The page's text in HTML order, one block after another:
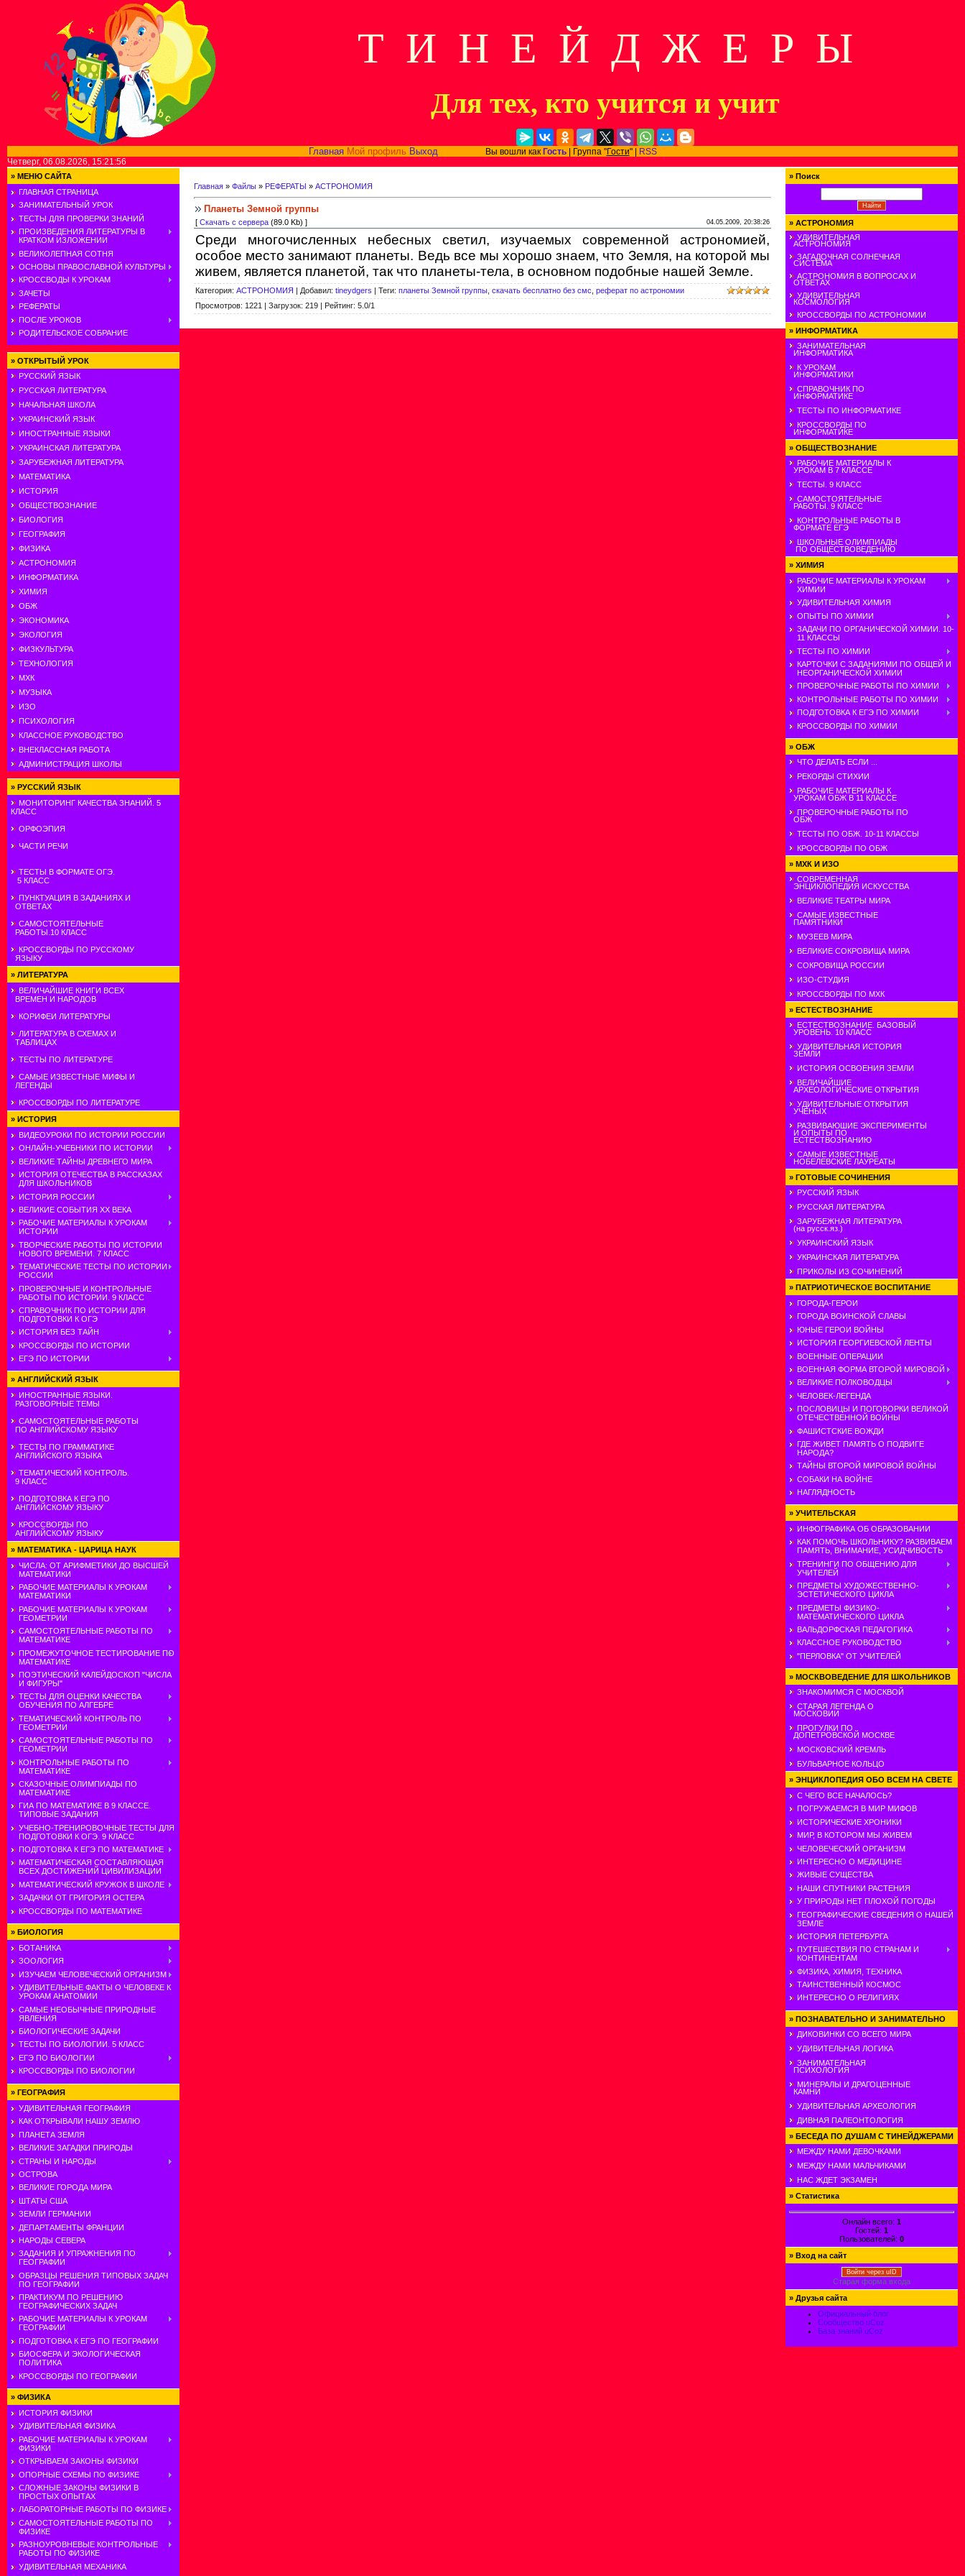
Т И Н Е Й Д Ж Е Р Ы
Для тех, кто учится и учит
Главная Мой профиль ВыходВы вошли как Гость| Группа "Гости" |
RSS
Четверг, 06.08.2026, 15:21:56
» МЕНЮ САЙТА
ГЛАВНАЯ СТРАНИЦА
ЗАНИМАТЕЛЬНЫЙ УРОК
ТЕСТЫ ДЛЯ ПРОВЕРКИ ЗНАНИЙ
ПРОИЗВЕДЕНИЯ ЛИТЕРАТУРЫ В
КРАТКОМ ИЗЛОЖЕНИИ
ВЕЛИКОЛЕПНАЯ СОТНЯ
ОСНОВЫ ПРАВОСЛАВНОЙ КУЛЬТУРЫ
КРОССВОДЫ К УРОКАМ
ЗАЧЕТЫ
РЕФЕРАТЫ
ПОСЛЕ УРОКОВ
РОДИТЕЛЬСКОЕ СОБРАНИЕ
» ОТКРЫТЫЙ УРОК
РУССКИЙ ЯЗЫК
РУССКАЯ ЛИТЕРАТУРА
НАЧАЛЬНАЯ ШКОЛА
УКРАИНСКИЙ ЯЗЫК
ИНОСТРАННЫЕ ЯЗЫКИ
УКРАИНСКАЯ ЛИТЕРАТУРА
ЗАРУБЕЖНАЯ ЛИТЕРАТУРА
МАТЕМАТИКА
ИСТОРИЯ
ОБЩЕСТВОЗНАНИЕ
БИОЛОГИЯ
ГЕОГРАФИЯ
ФИЗИКА
АСТРОНОМИЯ
ИНФОРМАТИКА
ХИМИЯ
ОБЖ
ЭКОНОМИКА
ЭКОЛОГИЯ
ФИЗКУЛЬТУРА
ТЕХНОЛОГИЯ
МХК
МУЗЫКА
ИЗО
ПСИХОЛОГИЯ
КЛАССНОЕ РУКОВОДСТВО
ВНЕКЛАССНАЯ РАБОТА
АДМИНИСТРАЦИЯ ШКОЛЫ
» РУССКИЙ ЯЗЫК
МОНИТОРИНГ КАЧЕСТВА ЗНАНИЙ. 5
КЛАСС
ОРФОЭПИЯ
ЧАСТИ РЕЧИ
ТЕСТЫ В ФОРМАТЕ ОГЭ.
5 КЛАСС
ПУНКТУАЦИЯ В ЗАДАНИЯХ И
ОТВЕТАХ
САМОСТОЯТЕЛЬНЫЕ
РАБОТЫ.10 КЛАСС
КРОССВОРДЫ ПО РУССКОМУ
ЯЗЫКУ
» ЛИТЕРАТУРА
ВЕЛИЧАЙШИЕ КНИГИ ВСЕХ
ВРЕМЕН И НАРОДОВ
КОРИФЕИ ЛИТЕРАТУРЫ
ЛИТЕРАТУРА В СХЕМАХ И
ТАБЛИЦАХ
ТЕСТЫ ПО ЛИТЕРАТУРЕ
САМЫЕ ИЗВЕСТНЫЕ МИФЫ И
ЛЕГЕНДЫ
КРОССВОРДЫ ПО ЛИТЕРАТУРЕ
» ИСТОРИЯ
ВИДЕОУРОКИ ПО ИСТОРИИ РОССИИ
ОНЛАЙН-УЧЕБНИКИ ПО ИСТОРИИ
ВЕЛИКИЕ ТАЙНЫ ДРЕВНЕГО МИРА
ИСТОРИЯ ОТЕЧЕСТВА В РАССКАЗАХ
ДЛЯ ШКОЛЬНИКОВ
ИСТОРИЯ РОССИИ
ВЕЛИКИЕ СОБЫТИЯ ХХ ВЕКА
РАБОЧИЕ МАТЕРИАЛЫ К УРОКАМ
ИСТОРИИ
ТВОРЧЕСКИЕ РАБОТЫ ПО ИСТОРИИ
НОВОГО ВРЕМЕНИ. 7 КЛАСС
ТЕМАТИЧЕСКИЕ ТЕСТЫ ПО ИСТОРИИ
РОССИИ
ПРОВЕРОЧНЫЕ И КОНТРОЛЬНЫЕ
РАБОТЫ ПО ИСТОРИИ. 9 КЛАСС
СПРАВОЧНИК ПО ИСТОРИИ ДЛЯ
ПОДГОТОВКИ К ОГЭ
ИСТОРИЯ БЕЗ ТАЙН
КРОССВОРДЫ ПО ИСТОРИИ
ЕГЭ ПО ИСТОРИИ
» АНГЛИЙСКИЙ ЯЗЫК
ИНОСТРАННЫЕ ЯЗЫКИ.
РАЗГОВОРНЫЕ ТЕМЫ
САМОСТОЯТЕЛЬНЫЕ РАБОТЫ
ПО АНГЛИЙСКОМУ ЯЗЫКУ
ТЕСТЫ ПО ГРАММАТИКЕ
АНГЛИЙСКОГО ЯЗЫКА
ТЕМАТИЧЕСКИЙ КОНТРОЛЬ.
9 КЛАСС
ПОДГОТОВКА К ЕГЭ ПО
АНГЛИЙСКОМУ ЯЗЫКУ
КРОССВОРДЫ ПО
АНГЛИЙСКОМУ ЯЗЫКУ
» МАТЕМАТИКА - ЦАРИЦА НАУК
ЧИСЛА: ОТ АРИФМЕТИКИ ДО ВЫСШЕЙ
МАТЕМАТИКИ
РАБОЧИЕ МАТЕРИАЛЫ К УРОКАМ
МАТЕМАТИКИ
РАБОЧИЕ МАТЕРИАЛЫ К УРОКАМ
ГЕОМЕТРИИ
САМОСТОЯТЕЛЬНЫЕ РАБОТЫ ПО
МАТЕМАТИКЕ
ПРОМЕЖУТОЧНОЕ ТЕСТИРОВАНИЕ ПО
МАТЕМАТИКЕ
ПОЭТИЧЕСКИЙ КАЛЕЙДОСКОП "ЧИСЛА
И ФИГУРЫ"
ТЕСТЫ ДЛЯ ОЦЕНКИ КАЧЕСТВА
ОБУЧЕНИЯ ПО АЛГЕБРЕ
ТЕМАТИЧЕСКИЙ КОНТРОЛЬ ПО
ГЕОМЕТРИИ
САМОСТОЯТЕЛЬНЫЕ РАБОТЫ ПО
ГЕОМЕТРИИ
КОНТРОЛЬНЫЕ РАБОТЫ ПО
МАТЕМАТИКЕ
СКАЗОЧНЫЕ ОЛИМПИАДЫ ПО
МАТЕМАТИКЕ
ГИА ПО МАТЕМАТИКЕ В 9 КЛАССЕ.
ТИПОВЫЕ ЗАДАНИЯ
УЧЕБНО-ТРЕНИРОВОЧНЫЕ ТЕСТЫ ДЛЯ
ПОДГОТОВКИ К ОГЭ. 9 КЛАСС
ПОДГОТОВКА К ЕГЭ ПО МАТЕМАТИКЕ
МАТЕМАТИЧЕСКАЯ СОСТАВЛЯЮЩАЯ
ВСЕХ ДОСТИЖЕНИЙ ЦИВИЛИЗАЦИИ
МАТЕМАТИЧЕСКИЙ КРУЖОК В ШКОЛЕ
ЗАДАЧКИ ОТ ГРИГОРИЯ ОСТЕРА
КРОССВОРДЫ ПО МАТЕМАТИКЕ
» БИОЛОГИЯ
БОТАНИКА
ЗООЛОГИЯ
ИЗУЧАЕМ ЧЕЛОВЕЧЕСКИЙ ОРГАНИЗМ
УДИВИТЕЛЬНЫЕ ФАКТЫ О ЧЕЛОВЕКЕ К
УРОКАМ АНАТОМИИ
САМЫЕ НЕОБЫЧНЫЕ ПРИРОДНЫЕ
ЯВЛЕНИЯ
БИОЛОГИЧЕСКИЕ ЗАДАЧИ
ТЕСТЫ ПО БИОЛОГИИ. 5 КЛАСС
ЕГЭ ПО БИОЛОГИИ
КРОССВОРДЫ ПО БИОЛОГИИ
» ГЕОГРАФИЯ
УДИВИТЕЛЬНАЯ ГЕОГРАФИЯ
КАК ОТКРЫВАЛИ НАШУ ЗЕМЛЮ
ПЛАНЕТА ЗЕМЛЯ
ВЕЛИКИЕ ЗАГАДКИ ПРИРОДЫ
СТРАНЫ И НАРОДЫ
ОСТРОВА
ВЕЛИКИЕ ГОРОДА МИРА
ШТАТЫ США
ЗЕМЛИ ГЕРМАНИИ
ДЕПАРТАМЕНТЫ ФРАНЦИИ
НАРОДЫ СЕВЕРА
ЗАДАНИЯ И УПРАЖНЕНИЯ ПО
ГЕОГРАФИИ
ОБРАЗЦЫ РЕШЕНИЯ ТИПОВЫХ ЗАДАЧ
ПО ГЕОГРАФИИ
ПРАКТИКУМ ПО РЕШЕНИЮ
ГЕОГРАФИЧЕСКИХ ЗАДАЧ
РАБОЧИЕ МАТЕРИАЛЫ К УРОКАМ
ГЕОГРАФИИ
ПОДГОТОВКА К ЕГЭ ПО ГЕОГРАФИИ
БИОСФЕРА И ЭКОЛОГИЧЕСКАЯ
ПОЛИТИКА
КРОССВОРДЫ ПО ГЕОГРАФИИ
» ФИЗИКА
ИСТОРИЯ ФИЗИКИ
УДИВИТЕЛЬНАЯ ФИЗИКА
РАБОЧИЕ МАТЕРИАЛЫ К УРОКАМ
ФИЗИКИ
ОТКРЫВАЕМ ЗАКОНЫ ФИЗИКИ
ОПОРНЫЕ СХЕМЫ ПО ФИЗИКЕ
СЛОЖНЫЕ ЗАКОНЫ ФИЗИКИ В
ПРОСТЫХ ОПЫТАХ
ЛАБОРАТОРНЫЕ РАБОТЫ ПО ФИЗИКЕ
САМОСТОЯТЕЛЬНЫЕ РАБОТЫ ПО
ФИЗИКЕ
РАЗНОУРОВНЕВЫЕ КОНТРОЛЬНЫЕ
РАБОТЫ ПО ФИЗИКЕ
УДИВИТЕЛЬНАЯ МЕХАНИКА
Главная » Файлы » РЕФЕРАТЫ » АСТРОНОМИЯ
Планеты Земной группы
[ Скачать с сервера (89.0 Kb) ] 04.05.2009, 20:38:26
Среди многочисленных небесных светил, изучаемых современной астрономией,
особое место занимают планеты. Ведь все мы хорошо знаем, что Земля, на которой мы
живем, является планетой, так что планеты-тела, в основном подобные нашей Земле.
Категория: АСТРОНОМИЯ | Добавил: tineydgers | Теги: планеты Земной группы скачать бесплатно без смс реферат по астрономии
Просмотров: 1221 | Загрузок: 219 | Рейтинг: 5.0/1
» Поиск
» АСТРОНОМИЯ
УДИВИТЕЛЬНАЯ
АСТРОНОМИЯ
ЗАГАДОЧНАЯ СОЛНЕЧНАЯ
СИСТЕМА
АСТРОНОМИЯ В ВОПРОСАХ И
ОТВЕТАХ
УДИВИТЕЛЬНАЯ
КОСМОЛОГИЯ
КРОССВОРДЫ ПО АСТРОНОМИИ
» ИНФОРМАТИКА
ЗАНИМАТЕЛЬНАЯ
ИНФОРМАТИКА
К УРОКАМ
ИНФОРМАТИКИ
СПРАВОЧНИК ПО
ИНФОРМАТИКЕ
ТЕСТЫ ПО ИНФОРМАТИКЕ
КРОССВОРДЫ ПО
ИНФОРМАТИКЕ
» ОБЩЕСТВОЗНАНИЕ
РАБОЧИЕ МАТЕРИАЛЫ К
УРОКАМ В 7 КЛАССЕ
ТЕСТЫ. 9 КЛАСС
САМОСТОЯТЕЛЬНЫЕ
РАБОТЫ. 9 КЛАСС
КОНТРОЛЬНЫЕ РАБОТЫ В
ФОРМАТЕ ЕГЭ
ШКОЛЬНЫЕ ОЛИМПИАДЫ
ПО ОБЩЕСТВОВЕДЕНИЮ
» ХИМИЯ
РАБОЧИЕ МАТЕРИАЛЫ К УРОКАМ
ХИМИИ
УДИВИТЕЛЬНАЯ ХИМИЯ
ОПЫТЫ ПО ХИМИИ
ЗАДАЧИ ПО ОРГАНИЧЕСКОЙ ХИМИИ. 10-
11 КЛАССЫ
ТЕСТЫ ПО ХИМИИ
КАРТОЧКИ С ЗАДАНИЯМИ ПО ОБЩЕЙ И
НЕОРГАНИЧЕСКОЙ ХИМИИ
ПРОВЕРОЧНЫЕ РАБОТЫ ПО ХИМИИ
КОНТРОЛЬНЫЕ РАБОТЫ ПО ХИМИИ
ПОДГОТОВКА К ЕГЭ ПО ХИМИИ
КРОССВОРДЫ ПО ХИМИИ
» ОБЖ
ЧТО ДЕЛАТЬ ЕСЛИ ...
РЕКОРДЫ СТИХИИ
РАБОЧИЕ МАТЕРИАЛЫ К
УРОКАМ ОБЖ В 11 КЛАССЕ
ПРОВЕРОЧНЫЕ РАБОТЫ ПО
ОБЖ
ТЕСТЫ ПО ОБЖ. 10-11 КЛАССЫ
КРОССВОРДЫ ПО ОБЖ
» МХК И ИЗО
СОВРЕМЕННАЯ
ЭНЦИКЛОПЕДИЯ ИСКУССТВА
ВЕЛИКИЕ ТЕАТРЫ МИРА
САМЫЕ ИЗВЕСТНЫЕ
ПАМЯТНИКИ
МУЗЕЕВ МИРА
ВЕЛИКИЕ СОКРОВИЩА МИРА
СОКРОВИЩА РОССИИ
ИЗО-СТУДИЯ
КРОССВОРДЫ ПО МХК
» ЕСТЕСТВОЗНАНИЕ
ЕСТЕСТВОЗНАНИЕ. БАЗОВЫЙ
УРОВЕНЬ. 10 КЛАСС
УДИВИТЕЛЬНАЯ ИСТОРИЯ
ЗЕМЛИ
ИСТОРИЯ ОСВОЕНИЯ ЗЕМЛИ
ВЕЛИЧАЙШИЕ
АРХЕОЛОГИЧЕСКИЕ ОТКРЫТИЯ
УДИВИТЕЛЬНЫЕ ОТКРЫТИЯ
УЧЕНЫХ
РАЗВИВАЮШИЕ ЭКСПЕРИМЕНТЫ
И ОПЫТЫ ПО
ЕСТЕСТВОЗНАНИЮ
САМЫЕ ИЗВЕСТНЫЕ
НОБЕЛЕВСКИЕ ЛАУРЕАТЫ
» ГОТОВЫЕ СОЧИНЕНИЯ
РУССКИЙ ЯЗЫК
РУССКАЯ ЛИТЕРАТУРА
ЗАРУБЕЖНАЯ ЛИТЕРАТУРА
(на русск.яз.)
УКРАИНСКИЙ ЯЗЫК
УКРАИНСКАЯ ЛИТЕРАТУРА
ПРИКОЛЫ ИЗ СОЧИНЕНИЙ
» ПАТРИОТИЧЕСКОЕ ВОСПИТАНИЕ
ГОРОДА-ГЕРОИ
ГОРОДА ВОИНСКОЙ СЛАВЫ
ЮНЫЕ ГЕРОИ ВОЙНЫ
ИСТОРИЯ ГЕОРГИЕВСКОЙ ЛЕНТЫ
ВОЕННЫЕ ОПЕРАЦИИ
ВОЕННАЯ ФОРМА ВТОРОЙ МИРОВОЙ
ВЕЛИКИЕ ПОЛКОВОДЦЫ
ЧЕЛОВЕК-ЛЕГЕНДА
ПОСЛОВИЦЫ И ПОГОВОРКИ ВЕЛИКОЙ
ОТЕЧЕСТВЕННОЙ ВОЙНЫ
ФАШИСТСКИЕ ВОЖДИ
ГДЕ ЖИВЕТ ПАМЯТЬ О ПОДВИГЕ
НАРОДА?
ТАЙНЫ ВТОРОЙ МИРОВОЙ ВОЙНЫ
СОБАКИ НА ВОЙНЕ
НАГЛЯДНОСТЬ
» УЧИТЕЛЬСКАЯ
ИНФОГРАФИКА ОБ ОБРАЗОВАНИИ
КАК ПОМОЧЬ ШКОЛЬНИКУ? РАЗВИВАЕМ
ПАМЯТЬ, ВНИМАНИЕ, УСИДЧИВОСТЬ
ТРЕНИНГИ ПО ОБЩЕНИЮ ДЛЯ
УЧИТЕЛЕЙ
ПРЕДМЕТЫ ХУДОЖЕСТВЕННО-
ЭСТЕТИЧЕСКОГО ЦИКЛА
ПРЕДМЕТЫ ФИЗИКО-
МАТЕМАТИЧЕСКОГО ЦИКЛА
ВАЛЬДОРФСКАЯ ПЕДАГОГИКА
КЛАССНОЕ РУКОВОДСТВО
"ПЕРЛОВКА" ОТ УЧИТЕЛЕЙ
» МОСКВОВЕДЕНИЕ ДЛЯ ШКОЛЬНИКОВ
ЗНАКОМИМСЯ С МОСКВОЙ
СТАРАЯ ЛЕГЕНДА О
МОСКОВИИ
ПРОГУЛКИ ПО
ДОПЕТРОВСКОЙ МОСКВЕ
МОСКОВСКИЙ КРЕМЛЬ
БУЛЬВАРНОЕ КОЛЬЦО
» ЭНЦИКЛОПЕДИЯ ОБО ВСЕМ НА СВЕТЕ
С ЧЕГО ВСЕ НАЧАЛОСЬ?
ПОГРУЖАЕМСЯ В МИР МИФОВ
ИСТОРИЧЕСКИЕ ХРОНИКИ
МИР, В КОТОРОМ МЫ ЖИВЕМ
ЧЕЛОВЕЧЕСКИЙ ОРГАНИЗМ
ИНТЕРЕСНО О МЕДИЦИНЕ
ЖИВЫЕ СУЩЕСТВА
НАШИ СПУТНИКИ РАСТЕНИЯ
У ПРИРОДЫ НЕТ ПЛОХОЙ ПОГОДЫ
ГЕОГРАФИЧЕСКИЕ СВЕДЕНИЯ О НАШЕЙ
ЗЕМЛЕ
ИСТОРИЯ ПЕТЕРБУРГА
ПУТЕШЕСТВИЯ ПО СТРАНАМ И
КОНТИНЕНТАМ
ФИЗИКА, ХИМИЯ, ТЕХНИКА
ТАИНСТВЕННЫЙ КОСМОС
ИНТЕРЕСНО О РЕЛИГИЯХ
» ПОЗНАВАТЕЛЬНО И ЗАНИМАТЕЛЬНО
ДИКОВИНКИ СО ВСЕГО МИРА
УДИВИТЕЛЬНАЯ ЛОГИКА
ЗАНИМАТЕЛЬНАЯ
ПСИХОЛОГИЯ
МИНЕРАЛЫ И ДРАГОЦЕННЫЕ
КАМНИ
УДИВИТЕЛЬНАЯ АРХЕОЛОГИЯ
ДИВНАЯ ПАЛЕОНТОЛОГИЯ
» БЕСЕДА ПО ДУШАМ С ТИНЕЙДЖЕРАМИ
МЕЖДУ НАМИ ДЕВОЧКАМИ
МЕЖДУ НАМИ МАЛЬЧИКАМИ
НАС ЖДЕТ ЭКЗАМЕН
» Статистика
Онлайн всего: 1
Гостей: 1
Пользователей: 0
» Вход на сайт
Войти через uID
Старая форма входа
» Друзья сайта
Официальный блог
Сообщество uCoz
База знаний uCoz